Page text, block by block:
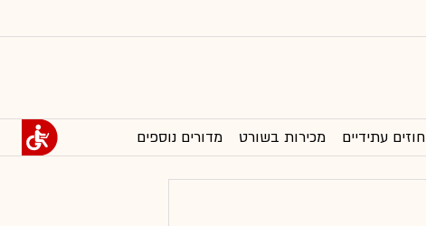
חוזים עתידיים מכירות בשורט מדורים נוספים